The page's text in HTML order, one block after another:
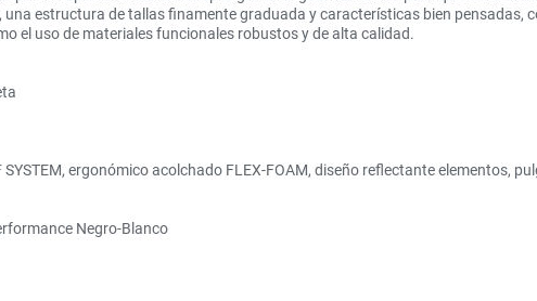
estructura de tallas finamente graduada y características bien pensadas,
el uso de materiales funcionales robustos y de alta calidad.
SYSTEM, ergonómico acolchado FLEX-FOAM, diseño reflectante elementos,
Negro-Blanco